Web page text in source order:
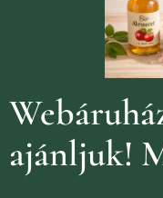
ajánljuk!